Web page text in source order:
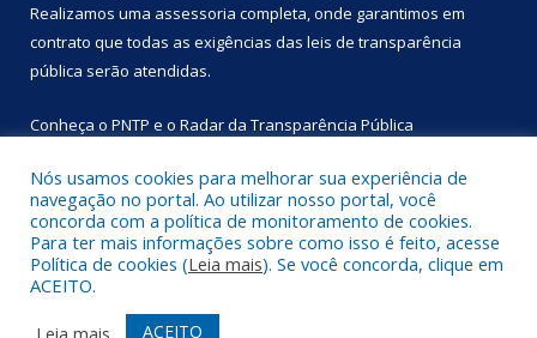
Realizamos uma assessoria completa, onde garantimos em
contrato que todas as exigências das leis de transparência
pública serão atendidas.
Conheça o PNTP e o Radar da Transparência Pública
Todos os direitos reservados a Prefeitura Municipal de
Primavera.
Mapa do Site Acessar Área Administrativa
Nós usamos cookies para melhorar sua experiência de
navegação no portal. Ao utilizar nosso portal, você
concorda com a política de monitoramento de cookies.
Para ter mais informações sobre como isso é feito, acesse
Política de cookies (Leia mais). Se você concorda, clique em
ACEITO.
Leia mais
ACEITO